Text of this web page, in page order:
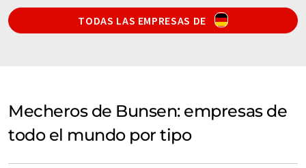
TODAS LAS EMPRESAS DE
Mecheros de Bunsen: empresas de
todo el mundo por tipo